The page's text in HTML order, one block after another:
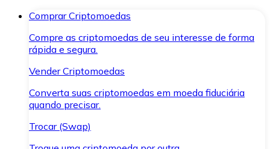
Comprar Criptomoedas
Compre as criptomoedas de seu interesse de forma
rápida e segura.
Vender Criptomoedas
Converta suas criptomoedas em moeda fiduciária
quando precisar.
Trocar (Swap)